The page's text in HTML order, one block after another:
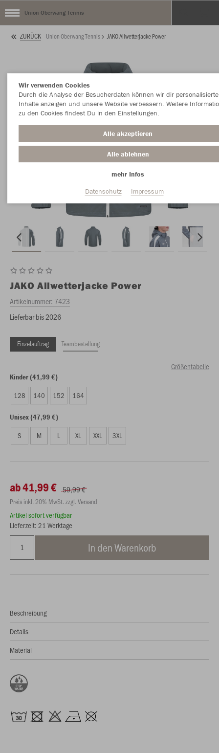
Union Oberwang Tennis
ZURÜCK Union Oberwang Tennis JAKO Allwetterjacke Power
JAKO Allwetterjacke Power
Artikelnummer: 7423
Lieferbar bis 2026
Einzelauftrag Teambestellung
Größentabelle
Kinder (41,99 €)
128 140 152 164
Unisex (47,99 €)
S M L XL XXL 3XL
ab 41,99 € 59,99 €
Preis inkl. 20% MwSt. zzgl. Versand
Artikel sofort verfügbar
Lieferzeit: 21 Werktage
In den Warenkorb
Beschreibung
Details
Material
Wir verwenden Cookies
Durch die Analyse der Besucherdaten können wir dir personalisierte
Inhalte anzeigen und unsere Website verbessern. Weitere
zu den Cookies findest Du in den Einstellungen.
Alle akzeptieren
Alle ablehnen
mehr Infos
Datenschutz
Impressum